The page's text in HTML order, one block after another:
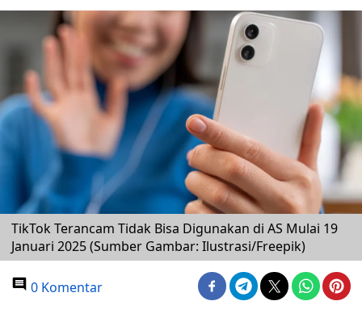
TikTok Terancam Tidak Bisa Digunakan di AS Mulai 19
Januari 2025 (Sumber Gambar: Ilustrasi/Freepik)
0 Komentar